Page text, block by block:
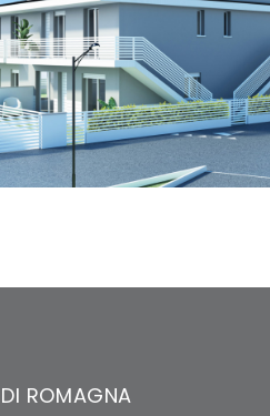
Martorano - Appartamento
ROMAGNA